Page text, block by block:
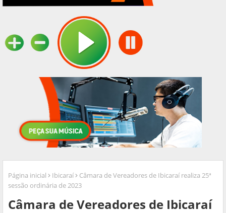
Página inicial Ibicaraí
Câmara de Vereadores de Ibicaraí realiza 25ª
sessão ordinária de 2023
Câmara de Vereadores de Ibicaraí